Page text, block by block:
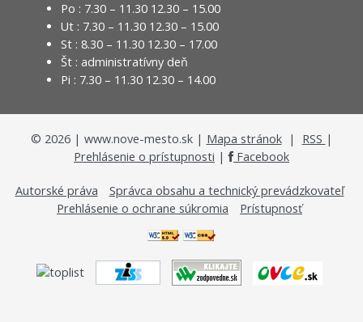
Po : 7.30 – 11.30 12.30 – 15.00
Ut : 7.30 – 11.30 12.30 – 15.00
St : 8.30 – 11.30 12.30 – 17.00
Št : administratívny deň
Pi : 7.30 – 11.30 12.30 – 14.00
© 2026| www.nove-mesto.sk | Mapa stránok| RSS |
Prehlásenie o prístupnosti | Facebook
Autorské práva
Správca obsahu a technický prevádzkovateľ
Prehlásenie o ochrane súkromia
Prístupnosť